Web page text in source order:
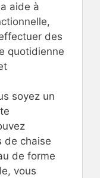
aide à
des
quotidienne
soyez un
de chaise
de forme
vous